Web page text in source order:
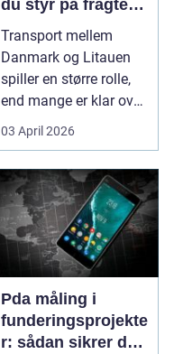
du styr på fragten
til baltikum
Transport mellem
Danmark og Litauen
spiller en større rolle,
end mange er klar over.
Litauen er et n...
03 April 2026
Pda måling i
funderingsprojekte
r: sådan sikrer du